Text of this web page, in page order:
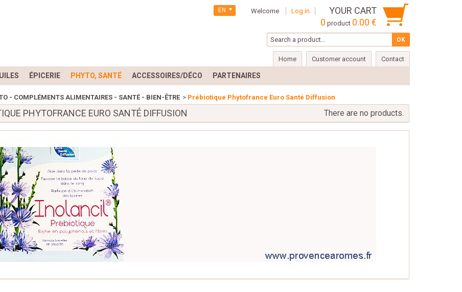
Welcome Log in
YOUR CART
0 product 0.00 €
EN
Home Customer account Contact
ÉPICERIE PHYTO, SANTÉ ACCESSOIRES/DÉCO PARTENAIRES
- COMPLÉMENTS ALIMENTAIRES - SANTÉ - BIEN-ÊTRE > Prébiotique Phytofrance Euro Santé Diffusion
PHYTOFRANCE EURO SANTÉ DIFFUSION There are no products.